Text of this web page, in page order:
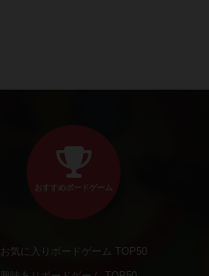
おすすめボードゲーム
お気に入りボードゲーム TOP50